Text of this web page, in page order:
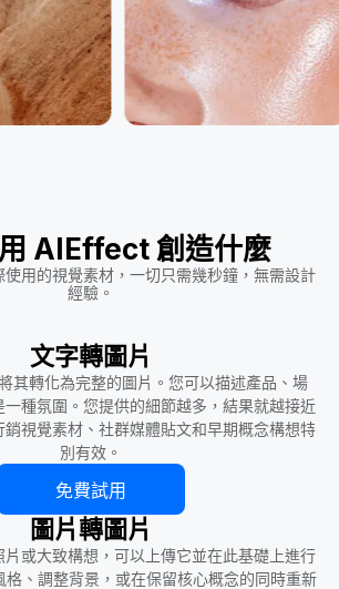
AIEffect 創造什麼
用的視覺素材，一切只需幾秒鐘，無需設計
經驗。
文字轉圖片
其轉化為完整的圖片。您可以描述產品、場
一種氛圍。您提供的細節越多，結果就越接近
視覺素材、社群媒體貼文和早期概念構想特
別有效。
免費試用
圖片轉圖片
或大致構想，可以上傳它並在此基礎上進行
格、調整背景，或在保留核心概念的同時重新